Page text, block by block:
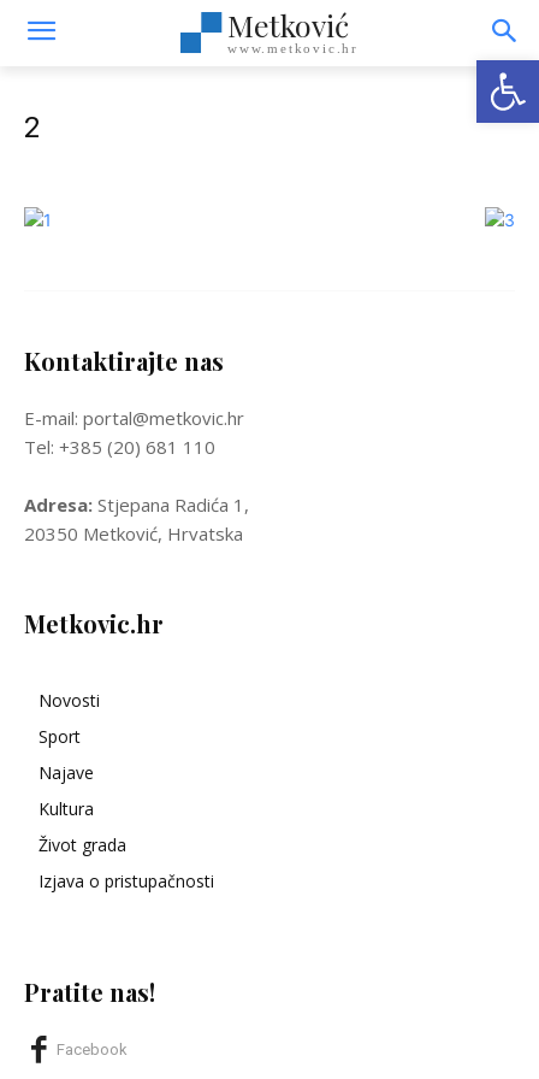
Metković
www.metkovic.hr
2
Kontaktirajte nas
E-mail: portal@metkovic.hr
Tel: +385 (20) 681 110
Adresa: Stjepana Radića 1,
20350 Metković, Hrvatska
Metkovic.hr
Novosti
Sport
Najave
Kultura
Život grada
Izjava o pristupačnosti
Pratite nas!
Facebook